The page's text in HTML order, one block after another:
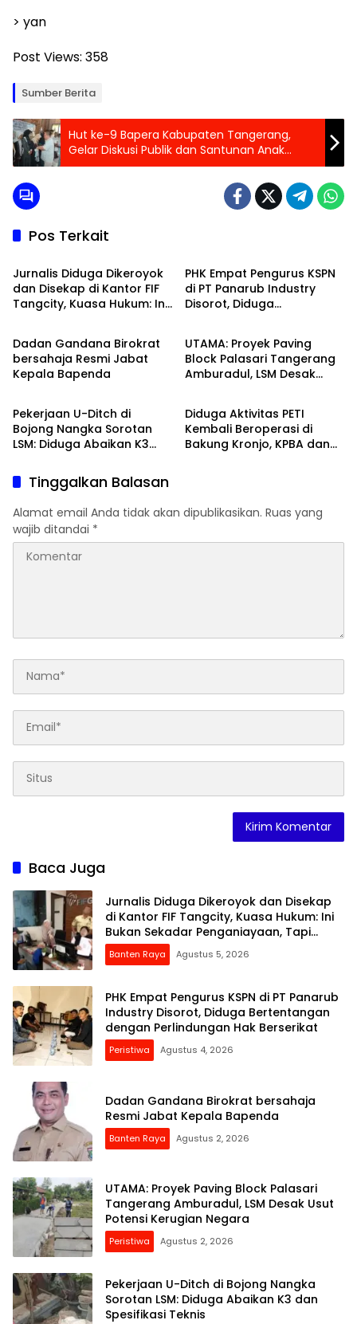
> yan
Post Views: 358
Sumber Berita
Hut ke-9 Bapera Kabupaten Tangerang,
Gelar Diskusi Publik dan Santunan Anak
Yatim
Pos Terkait
Banten Raya
Jurnalis Diduga Dikeroyok
dan Disekap di Kantor FIF
Tangcity, Kuasa Hukum: Ini
Dugaan Pembungkaman
Pers
PHK Empat Pengurus KSPN
di PT Panarub Industry
Disorot, Diduga
Berserikat
Banten Raya
Dadan Gandana Birokrat
bersahaja Resmi Jabat
Kepala Bapenda
Peristiwa
UTAMA: Proyek Paving
Block Palasari Tangerang
Amburadul, LSM Desak
Banten Raya
Pekerjaan U-Ditch di
Bojong Nangka Sorotan
LSM: Diduga Abaikan K3
Peristiwa
Diduga Aktivitas PETI
Kembali Beroperasi di
Bakung Kronjo, KPBA dan
Tinggalkan Balasan
Alamat email Anda tidak akan dipublikasikan. Ruas yang
wajib ditandai *
Baca Juga
Jurnalis Diduga Dikeroyok dan Disekap
di Kantor FIF Tangcity, Kuasa Hukum: Ini
Bukan Sekadar Penganiayaan, Tapi
Dugaan Pembungkaman Pers
Banten Raya Agustus 5, 2026
PHK Empat Pengurus KSPN di PT Panarub
Industry Disorot, Diduga Bertentangan
dengan Perlindungan Hak Berserikat
Peristiwa Agustus 4, 2026
Dadan Gandana Birokrat bersahaja
Resmi Jabat Kepala Bapenda
Banten Raya Agustus 2, 2026
UTAMA: Proyek Paving Block Palasari
Tangerang Amburadul, LSM Desak Usut
Potensi Kerugian Negara
Peristiwa Agustus 2, 2026
Pekerjaan U-Ditch di Bojong Nangka
Sorotan LSM: Diduga Abaikan K3 dan
Spesifikasi Teknis